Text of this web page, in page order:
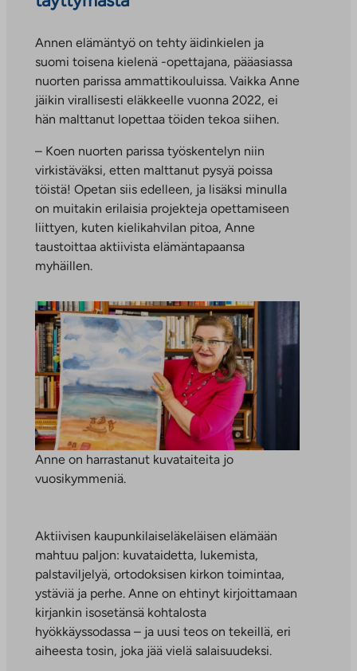
Annen elämäntyö on tehty äidinkielen ja
suomi toisena kielenä -opettajana, pääasiassa
nuorten parissa ammattikouluissa. Vaikka Anne
jäikin virallisesti eläkkeelle vuonna 2022, ei
hän malttanut lopettaa töiden tekoa siihen.
– Koen nuorten parissa työskentelyn niin
virkistäväksi, etten malttanut pysyä poissa
töistä! Opetan siis edelleen, ja lisäksi minulla
on muitakin erilaisia projekteja opettamiseen
liittyen, kuten kielikahvilan pitoa, Anne
taustoittaa aktiivista elämäntapaansa
myhäillen.
Anne on harrastanut kuvataiteita jo
vuosikymmeniä.
Aktiivisen kaupunkilaiseläkeläisen elämään
mahtuu paljon: kuvataidetta, lukemista,
palstaviljelyä, ortodoksisen kirkon toimintaa,
ystäviä ja perhe. Anne on ehtinyt kirjoittamaan
kirjankin isosetänsä kohtalosta
hyökkäyssodassa – ja uusi teos on tekeillä, eri
aiheesta tosin, joka jää vielä salaisuudeksi.